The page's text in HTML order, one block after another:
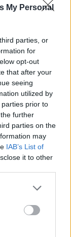
My Personal
parties, or
for
opt-out
that after your
seeing
utilized by
prior to
further
parties on the
may
IAB’s List of
it to other
niños en